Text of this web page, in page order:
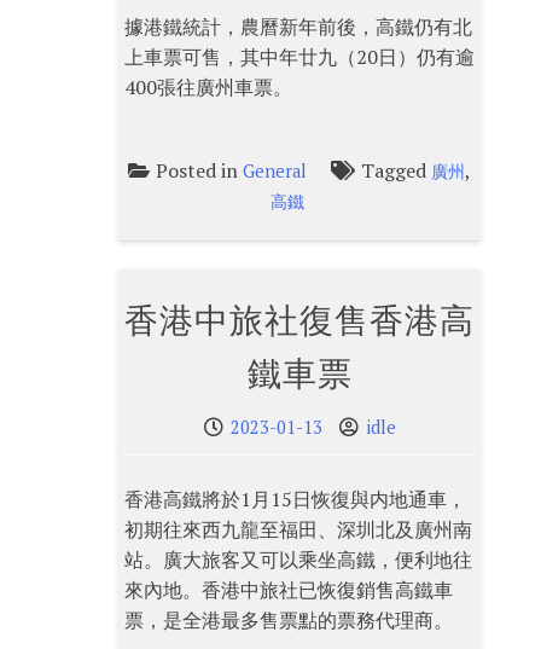
據港鐵統計，農曆新年前後，高鐵仍有北
上車票可售，其中年廿九（20日）仍有逾
400張往廣州車票。
Posted inGeneral Tagged 廣州,
高鐵
香港中旅社復售香港高
鐵車票
2023-01-13 idle
香港高鐵將於1月15日恢復與内地通車，
初期往來西九龍至福田、深圳北及廣州南
站。廣大旅客又可以乘坐高鐵，便利地往
來內地。香港中旅社已恢復銷售高鐵車
票，是全港最多售票點的票務代理商。